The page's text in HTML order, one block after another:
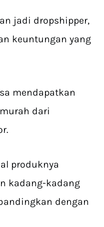
jadi dropshipper,
keuntungan yang
mendapatkan
dari
produknya
kadang-kadang
dengan